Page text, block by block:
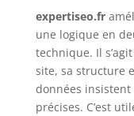
expertiseo.fr
une logique en
technique. Il
site, sa structure
données
précises. C’est